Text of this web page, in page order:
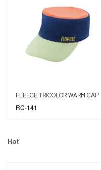
FLEECE TRICOLOR WARM CAP
RC-141
Hat